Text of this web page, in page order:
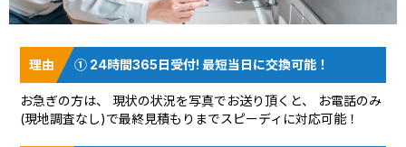
① 24時間365日受付! 最短当日に交換可能！
お急ぎの方は、 現状の状況を写真でお送り頂く と、 お電話のみ
(現地調査なし)で最終見積もりまでスピーディに対応可能！